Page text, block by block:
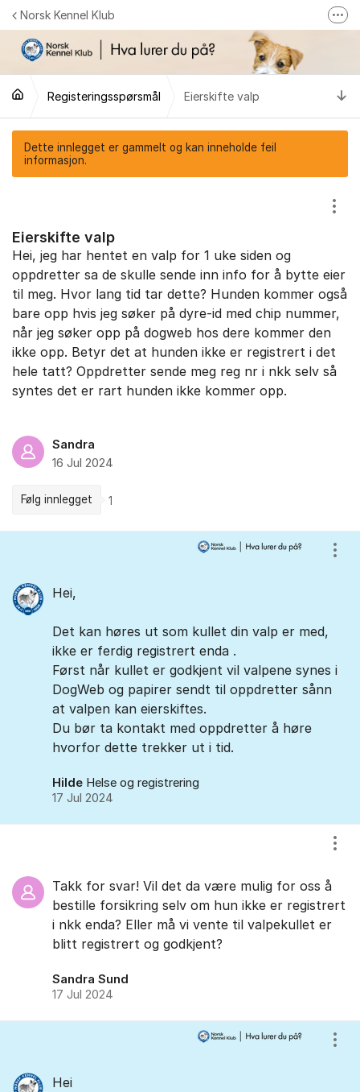
Gå til innhold
Norsk Kennel Klub
Følg oss på Facebook
Følg oss på Instagram
NKK-butikken
Tilbake til NKKs nettsider
Registeringsspørsmål Eierskifte valp
Dette innlegget er gammelt og kan inneholde feil
informasjon.
Eierskifte valp
Vis/
Hei, jeg har hentet en valp for 1 uke siden og
oppdretter sa de skulle sende inn info for å bytte eier
til meg. Hvor lang tid tar dette? Hunden kommer også
bare opp hvis jeg søker på dyre-id med chip nummer,
når jeg søker opp på dogweb hos dere kommer den
ikke opp. Betyr det at hunden ikke er registrert i det
hele tatt? Oppdretter sende meg reg nr i nkk selv så
syntes det er rart hunden ikke kommer opp.
Sandra
16 Jul 2024
Følg innlegget 1
Hei,
Det kan høres ut som kullet din valp er med,
ikke er ferdig registrert enda .
Først når kullet er godkjent vil valpene synes i
DogWeb og papirer sendt til oppdretter sånn
at valpen kan eierskiftes.
Du bør ta kontakt med oppdretter å høre
hvorfor dette trekker ut i tid.
Hilde Helse og registrering
17 Jul 2024
Vis/
Takk for svar! Vil det da være mulig for oss å
bestille forsikring selv om hun ikke er registrert
i nkk enda? Eller må vi vente til valpekullet er
blitt registrert og godkjent?
Sandra Sund
17 Jul 2024
Vis/
Hei
Vis/